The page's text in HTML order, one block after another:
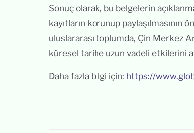
Sonuç olarak, bu belgelerin
kayıtların korunup paylaşılmasının
uluslararası toplumda, Çin Merkez
küresel tarihe uzun vadeli etkilerini
Daha fazla bilgi için: https://